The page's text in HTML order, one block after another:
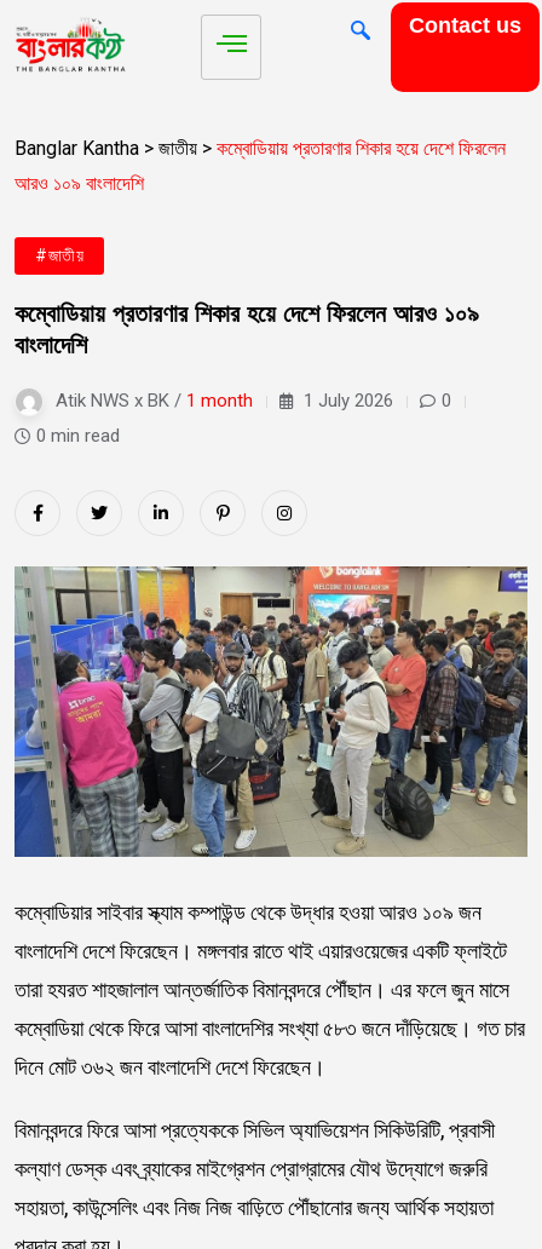
Contact us
Banglar Kantha > জাতীয় > কম্বোডিয়ায় প্রতারণার শিকার হয়ে দেশে ফিরলেন
আরও ১০৯ বাংলাদেশি
#জাতীয়
কম্বোডিয়ায় প্রতারণার শিকার হয়ে দেশে ফিরলেন আরও ১০৯
বাংলাদেশি
Atik NWS x BK / 1 month 1 July 2026
0
0 min read
কম্বোডিয়ার সাইবার স্ক্যাম কম্পাউন্ড থেকে উদ্ধার হওয়া আরও ১০৯ জন
বাংলাদেশি দেশে ফিরেছেন। মঙ্গলবার রাতে থাই এয়ারওয়েজের একটি ফ্লাইটে
তারা হযরত শাহজালাল আন্তর্জাতিক বিমানবন্দরে পৌঁছান। এর ফলে জুন মাসে
কম্বোডিয়া থেকে ফিরে আসা বাংলাদেশির সংখ্যা ৫৮৩ জনে দাঁড়িয়েছে। গত চার
দিনে মোট ৩৬২ জন বাংলাদেশি দেশে ফিরেছেন।
বিমানবন্দরে ফিরে আসা প্রত্যেককে সিভিল অ্যাভিয়েশন সিকিউরিটি, প্রবাসী
কল্যাণ ডেস্ক এবং ব্র্যাকের মাইগ্রেশন প্রোগ্রামের যৌথ উদ্যোগে জরুরি
সহায়তা, কাউন্সেলিং এবং নিজ নিজ বাড়িতে পৌঁছানোর জন্য আর্থিক সহায়তা